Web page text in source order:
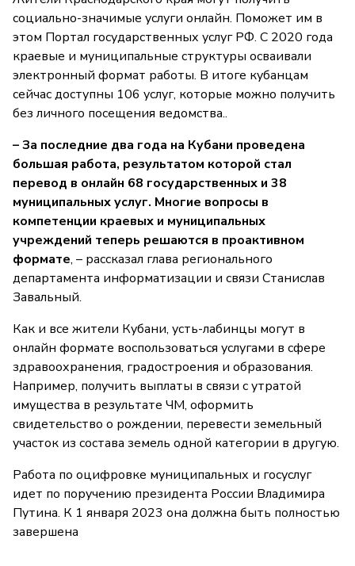
социально-значимые услуги онлайн. Поможет им в
этом Портал государственных услуг РФ. С 2020 года
краевые и муниципальные структуры осваивали
электронный формат работы. В итоге кубанцам
сейчас доступны 106 услуг, которые можно получить
без личного посещения ведомства..
– За последние два года на Кубани проведена
большая работа, результатом которой стал
перевод в онлайн 68 государственных и 38
муниципальных услуг. Многие вопросы в
компетенции краевых и муниципальных
учреждений теперь решаются в проактивном
формате, – рассказал глава регионального
департамента информатизации и связи Станислав
Завальный.
Как и все жители Кубани, усть-лабинцы могут в
онлайн формате воспользоваться услугами в сфере
здравоохранения, градостроения и образования.
Например, получить выплаты в связи с утратой
имущества в результате ЧМ, оформить
свидетельство о рождении, перевести земельный
участок из состава земель одной категории в другую.
Работа по оцифровке муниципальных и госуслуг
идет по поручению президента России Владимира
Путина. К 1 января 2023 она должна быть полностью
завершена